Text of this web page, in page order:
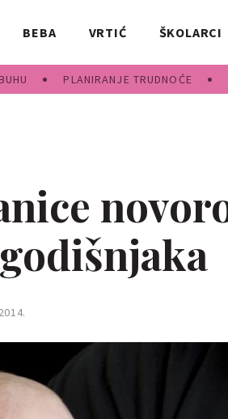
PLANIRANJE TRUDNOĆE
BEBA VRTIĆ ŠKOLARCI